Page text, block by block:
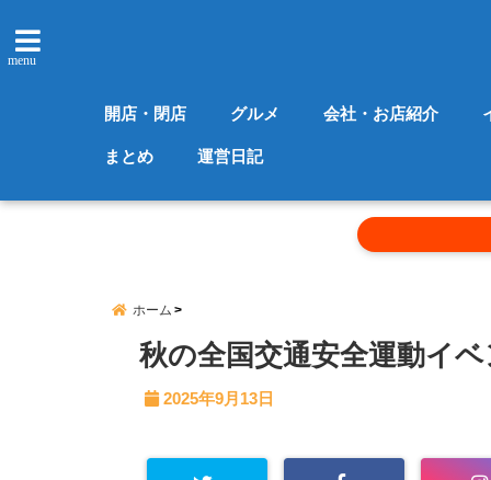
menu
開店・閉店 グルメ 会社・お店紹介
まとめ 運営日記
ホーム
秋の全国交通安全運動イ
2025年9月13日